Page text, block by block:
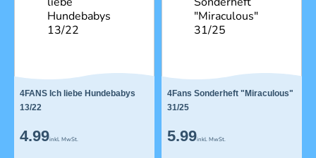
4FANS Ich liebe Hundebabys
13/22
4.99inkl. MwSt.
4Fans Sonderheft "Miraculous"
31/25
5.99inkl. MwSt.